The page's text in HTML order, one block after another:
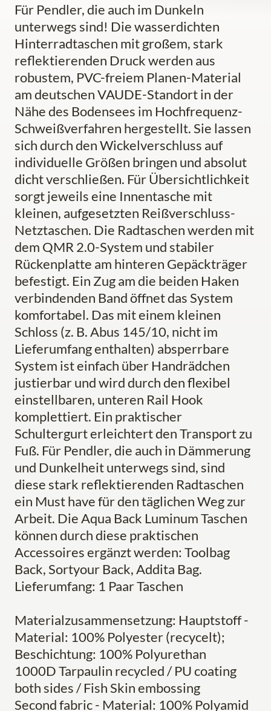
Für Pendler, die auch im Dunkeln
unterwegs sind! Die wasserdichten
Hinterradtaschen mit großem, stark
reflektierenden Druck werden aus
robustem, PVC-freiem Planen-Material
am deutschen VAUDE-Standort in der
Nähe des Bodensees im Hochfrequenz-
Schweißverfahren hergestellt. Sie lassen
sich durch den Wickelverschluss auf
individuelle Größen bringen und absolut
dicht verschließen. Für Übersichtlichkeit
sorgt jeweils eine Innentasche mit
kleinen, aufgesetzten Reißverschluss-
Netztaschen. Die Radtaschen werden mit
dem QMR 2.0-System und stabiler
Rückenplatte am hinteren Gepäckträger
befestigt. Ein Zug am die beiden Haken
verbindenden Band öffnet das System
komfortabel. Das mit einem kleinen
Schloss (z. B. Abus 145/10, nicht im
Lieferumfang enthalten) absperrbare
System ist einfach über Handrädchen
justierbar und wird durch den flexibel
einstellbaren, unteren Rail Hook
komplettiert. Ein praktischer
Schultergurt erleichtert den Transport zu
Fuß. Für Pendler, die auch in Dämmerung
und Dunkelheit unterwegs sind, sind
diese stark reflektierenden Radtaschen
ein Must have für den täglichen Weg zur
Arbeit. Die Aqua Back Luminum Taschen
können durch diese praktischen
Accessoires ergänzt werden: Toolbag
Back, Sortyour Back, Addita Bag.
Lieferumfang: 1 Paar Taschen
Materialzusammensetzung: Hauptstoff -
Material: 100% Polyester (recycelt);
Beschichtung: 100% Polyurethan
1000D Tarpaulin recycled / PU coating
both sides / Fish Skin embossing
Second fabric - Material: 100% Polyamid